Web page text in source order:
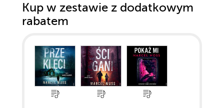
Kup w zestawie z dodatkowym
rabatem